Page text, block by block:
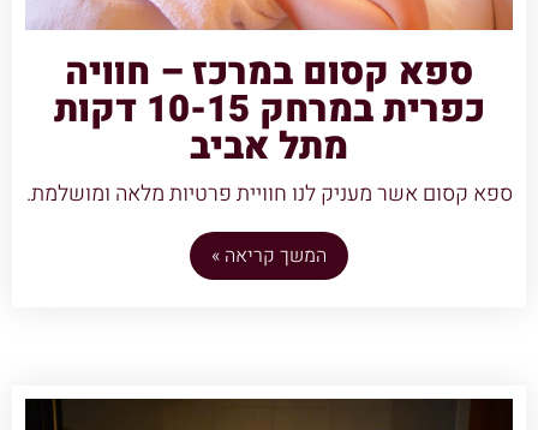
ספא קסום במרכז – חוויה
כפרית במרחק 10-15 דקות
מתל אביב
ספא קסום אשר מעניק לנו חוויית פרטיות מלאה ומושלמת.
המשך קריאה »